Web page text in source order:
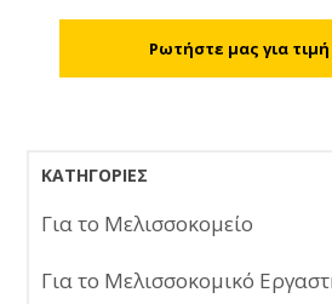
ΚΑΤΗΓΟΡΊΕΣ
Για το Μελισσοκομείο
Για το Μελισσοκομικό